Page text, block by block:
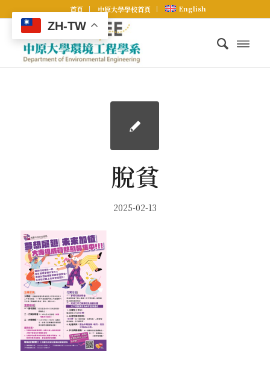
首頁 中原大學學校首頁 English
脫貧
2025-02-13
ZH-TW